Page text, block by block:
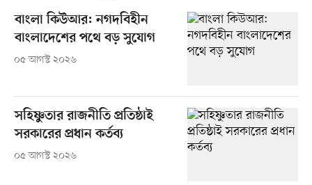
বাংলা কিউআর: নগদবিহীন
বাংলাদেশের পথে বড় সুযোগ
০৫ আগস্ট ২০২৬
সহিষ্ণুতার রাজনীতি প্রতিষ্ঠাই
সরকারের প্রধান কর্তব্য
০৫ আগস্ট ২০২৬